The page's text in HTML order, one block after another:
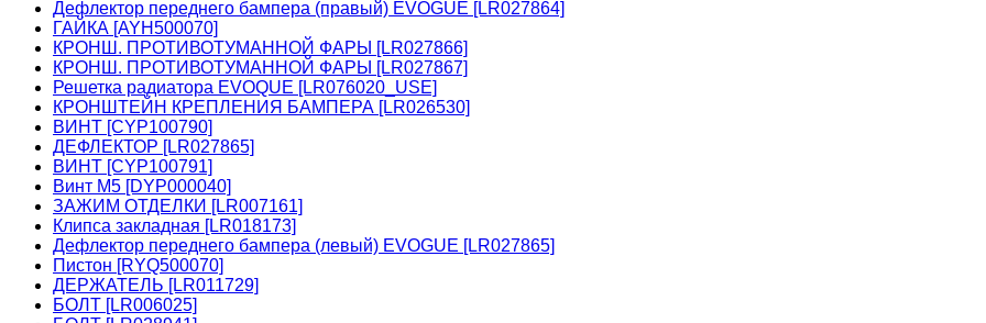
Дефлектор переднего бампера (правый) EVOGUE [LR027864]
ГАЙКА [AYH500070]
КРОНШ. ПРОТИВОТУМАННОЙ ФАРЫ [LR027866]
КРОНШ. ПРОТИВОТУМАННОЙ ФАРЫ [LR027867]
Решетка радиатора EVOQUE [LR076020_USE]
КРОНШТЕЙН КРЕПЛЕНИЯ БАМПЕРА [LR026530]
ВИНТ [CYP100790]
ДЕФЛЕКТОР [LR027865]
ВИНТ [CYP100791]
Винт М5 [DYP000040]
ЗАЖИМ ОТДЕЛКИ [LR007161]
Клипса закладная [LR018173]
Дефлектор переднего бампера (левый) EVOGUE [LR027865]
Пистон [RYQ500070]
ДЕРЖАТЕЛЬ [LR011729]
БОЛТ [LR006025]